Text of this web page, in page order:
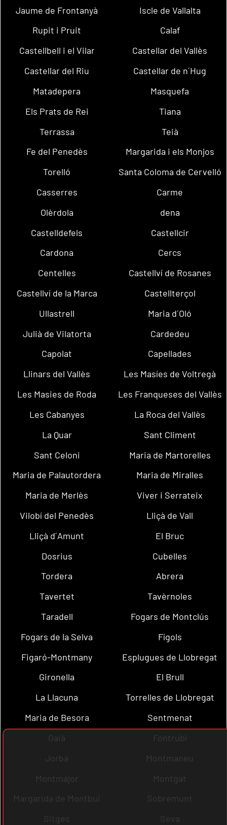
Jaume de Frontanyà
Iscle de Vallalta
Rupit i Pruit
Calaf
Castellbell i el Vilar
Castellar del Vallès
Castellar del Riu
Castellar de n´Hug
Matadepera
Masquefa
Els Prats de Rei
Tiana
Terrassa
Teià
Fe del Penedès
Margarida i els Monjos
Torelló
Santa Coloma de Cervelló
Casserres
Carme
Olèrdola
dena
Castelldefels
Castellcir
Cardona
Cercs
Centelles
Castellví de Rosanes
Castellví de la Marca
Castellterçol
Ullastrell
Maria d´Oló
Julià de Vilatorta
Cardedeu
Capolat
Capellades
Llinars del Vallès
Les Masíes de Voltregà
Les Masies de Roda
Les Franqueses del Vallès
Les Cabanyes
La Roca del Vallès
La Quar
Sant Climent
Sant Celoni
Maria de Martorelles
Maria de Palautordera
Maria de Miralles
Maria de Merlès
Viver i Serrateix
Vilobí del Penedès
Lliçà de Vall
Lliçà d´Amunt
El Bruc
Dosrius
Cubelles
Tordera
Abrera
Tavertet
Tavèrnoles
Taradell
Fogars de Montclús
Fogars de la Selva
Fígols
Figaró-Montmany
Esplugues de Llobregat
Gironella
El Brull
La Llacuna
Torrelles de Llobregat
Maria de Besora
Sentmenat
Gaià
Fontrubí
Jorba
Montmaneu
Montmajor
Montgat
Margarida de Montbui
Sobremunt
Sitges
Seva